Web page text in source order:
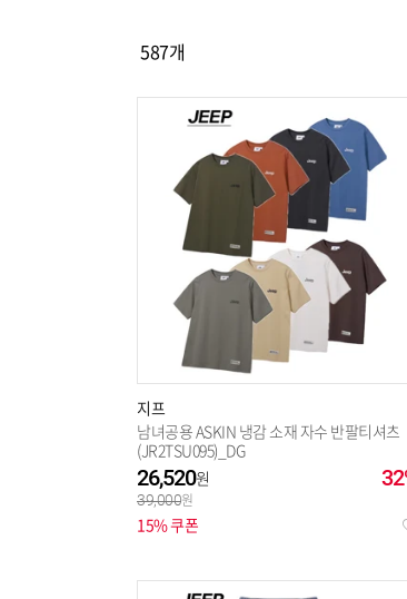
587개
지프
남녀공용 ASKIN 냉감 소재 자수 반팔티셔츠
(JR2TSU095)_DG
26,520
39,000
15% 쿠폰